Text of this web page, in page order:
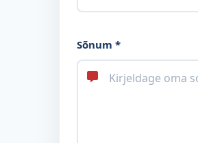
Sõnum *